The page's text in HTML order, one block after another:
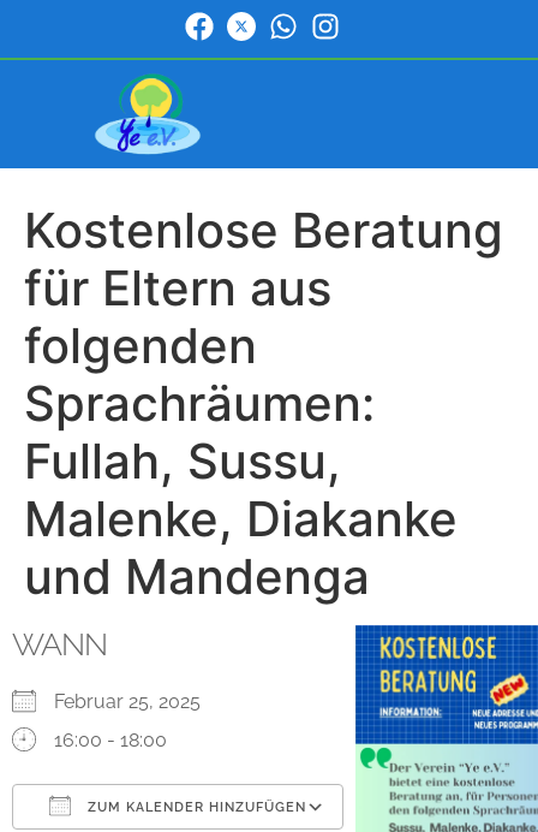
Kostenlose Beratung
für Eltern aus
folgenden
Sprachräumen:
Fullah, Sussu,
Malenke, Diakanke
und Mandenga
WANN
Februar 25, 2025
16:00 - 18:00
ZUM KALENDER HINZUFÜGEN